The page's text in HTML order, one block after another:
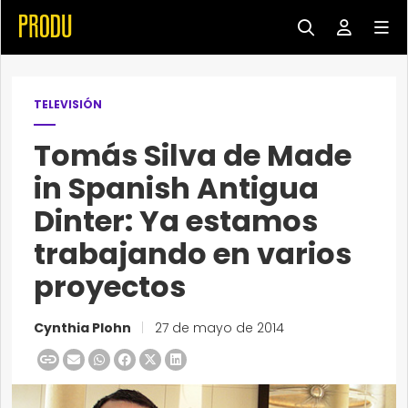
TELEVISIÓN
Tomás Silva de Made
in Spanish Antigua
Dinter: Ya estamos
trabajando en varios
proyectos
Cynthia Plohn 27 de mayo de 2014